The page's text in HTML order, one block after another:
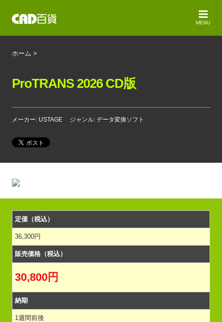
MENU
ホーム >
ProTRANS 2026 CD版
メーカー: USTAGE ジャンル: データ変換ソフト
定価（税込）
36,300円
販売価格（税込）
30,800円
納期
1週間前後